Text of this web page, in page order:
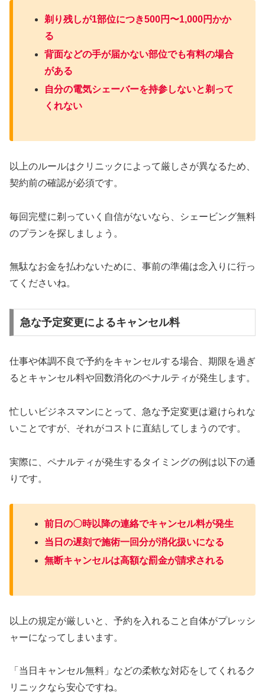
剃り残しが1部位につき500円〜1,000円かか
る
背面などの手が届かない部位でも有料の場合
がある
自分の電気シェーバーを持参しないと剃って
くれない
以上のルールはクリニックによって厳しさが異なるため、
契約前の確認が必須です。
毎回完璧に剃っていく自信がないなら、シェービング無料
のプランを探しましょう。
無駄なお金を払わないために、事前の準備は念入りに行っ
てくださいね。
急な予定変更によるキャンセル料
仕事や体調不良で予約をキャンセルする場合、期限を過ぎ
るとキャンセル料や回数消化のペナルティが発生します。
忙しいビジネスマンにとって、急な予定変更は避けられな
いことですが、それがコストに直結してしまうのです。
実際に、ペナルティが発生するタイミングの例は以下の通
りです。
前日の〇時以降の連絡でキャンセル料が発生
当日の遅刻で施術一回分が消化扱いになる
無断キャンセルは高額な罰金が請求される
以上の規定が厳しいと、予約を入れること自体がプレッシ
ャーになってしまいます。
「当日キャンセル無料」などの柔軟な対応をしてくれるク
リニックなら安心ですね。